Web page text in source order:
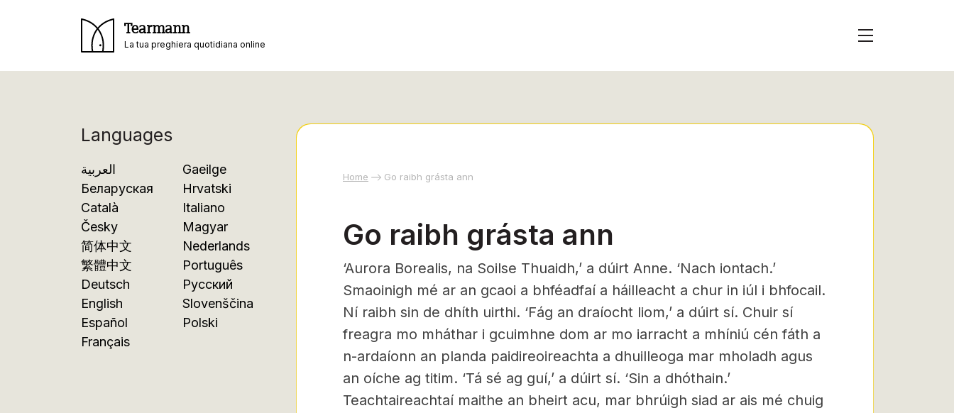
Tearmann
La tua preghiera quotidiana online
Languages
العربية
Беларуская
Català
Česky
简体中文
繁體中文
Deutsch
English
Español
Français
Gaeilge
Hrvatski
Italiano
Magyar
Nederlands
Português
Русский
Slovenščina
Polski
Home Go raibh grásta ann
Go raibh grásta ann
‘Aurora Borealis, na Soilse Thuaidh,’ a dúirt Anne. ‘Nach iontach.’
Smaoinigh mé ar an gcaoi a bhféadfaí a háilleacht a chur in iúl i bhfocail.
Ní raibh sin de dhíth uirthi. ‘Fág an draíocht liom,’ a dúirt sí. Chuir sí
freagra mo mháthar i gcuimhne dom ar mo iarracht a mhíniú cén fáth a
n-ardaíonn an planda paidireoireachta a dhuilleoga mar mholadh agus
an oíche ag titim. ‘Tá sé ag guí,’ a dúirt sí. ‘Sin a dhóthain.’
Teachtaireachtaí maithe an bheirt acu, mar bhrúigh siad ar ais mé chuig